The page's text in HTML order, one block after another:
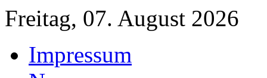
Freitag, 07. August 2026
Impressum